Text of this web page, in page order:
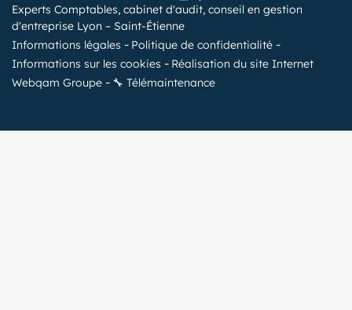
Experts Comptables, cabinet d'audit, conseil en gestion
d'entreprise Lyon – Saint-Étienne
Informations légales
Politique de confidentialité
Informations sur les cookies
Réalisation du site Internet
Webqam Groupe
🔧 Télémaintenance